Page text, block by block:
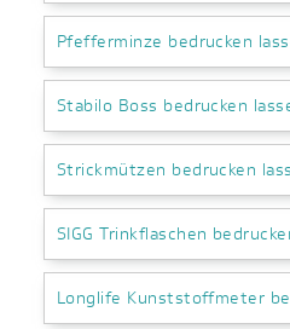
Pfefferminze bedrucken
Stabilo Boss bedrucken
Strickmützen bedrucken
SIGG Trinkflaschen
Longlife Kunststoffmeter